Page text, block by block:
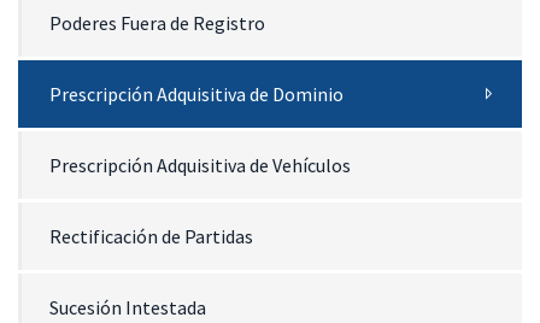
Poderes Fuera de Registro
Prescripción Adquisitiva de Dominio
Prescripción Adquisitiva de Vehículos
Rectificación de Partidas
Sucesión Intestada